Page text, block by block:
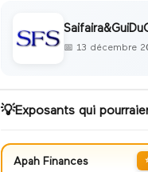
📅 13 décembre
💡Exposants qui
Apah Finances